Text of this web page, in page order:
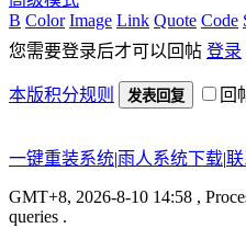
B Color Image Link Quote Code
您需要登录后才可以回帖 登录
本版积分规则 发表回复 回
一键重装系统|雨人系统下载|联
GMT+8, 2026-8-10 14:58 ,
queries .